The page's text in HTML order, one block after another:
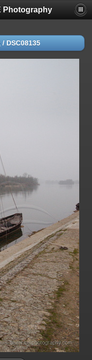
Photography
/ DSC08135